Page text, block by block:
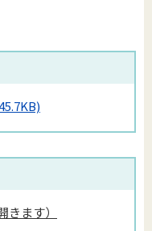
ます）